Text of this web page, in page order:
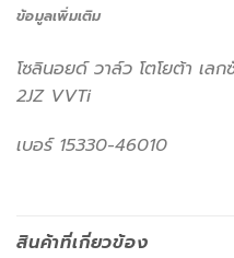
ข้อมูลเพิ่มเติม
โซลินอยด์ วาล์ว โตโยต้า เลก
2JZ VVTi
เบอร์ 15330-46010
สินค้าที่เกี่ยวข้อง